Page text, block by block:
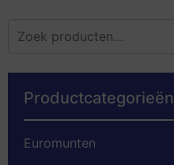
Productcategorieën
Euromunten